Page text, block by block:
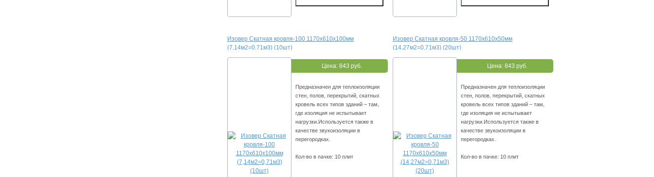
Изовер Скатная кровля-100 1170х610х100мм
(7,14м2=0,71м3) (10шт)
Цена: 843 руб.
Предназначен для теплоизоляции
стен, полов, перекрытий, скатных
кровель всех типов зданий – там,
где изоляция не испытывает
нагрузки.Используется также в
качестве звукоизоляции в
перегородках.
Кол-во в пачке: 10 плит
Изовер Скатная кровля-50 1170х610х50мм
(14,27м2=0,71м3) (20шт)
Цена: 843 руб.
Предназначен для теплоизоляции
стен, полов, перекрытий, скатных
кровель всех типов зданий – там,
где изоляция не испытывает
нагрузки.Используется также в
качестве звукоизоляции в
перегородках.
Кол-во в пачке: 10 плит